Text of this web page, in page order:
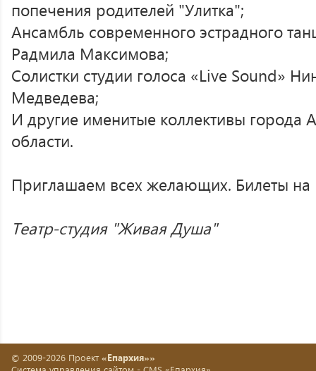
попечения родителей "Улитка";
Ансамбль современного эстрадного
Радмила Максимова;
Солистки студии голоса «Live Sound»
Медведева;
И другие именитые коллективы города
области.
Приглашаем всех желающих. Билеты на
Театр-студия "Живая Душа"
© 2009-2026 Проект «Епархия»»